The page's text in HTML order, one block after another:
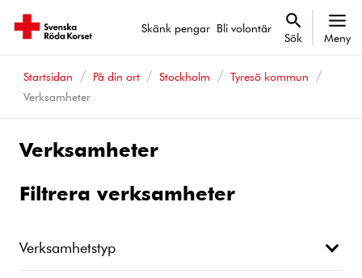
Skänk pengar Bli volontär
Sök Meny
Startsidan På din ort Stockholm
Tyresö kommun
Verksamheter
Verksamheter
Filtrera verksamheter
Verksamhetstyp